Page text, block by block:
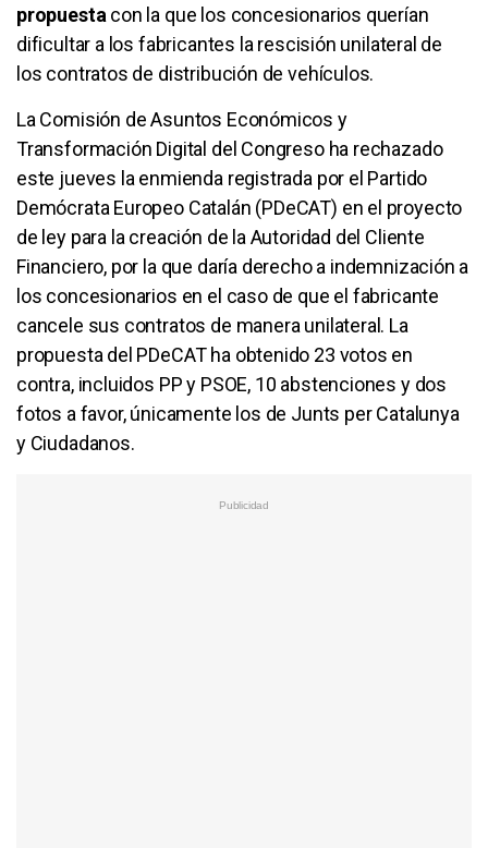
propuesta con la que los concesionarios querían
dificultar a los fabricantes la rescisión unilateral de
los contratos de distribución de vehículos.
La Comisión de Asuntos Económicos y
Transformación Digital del Congreso ha rechazado
este jueves la enmienda registrada por el Partido
Demócrata Europeo Catalán (PDeCAT) en el proyecto
de ley para la creación de la Autoridad del Cliente
Financiero, por la que daría derecho a indemnización a
los concesionarios en el caso de que el fabricante
cancele sus contratos de manera unilateral. La
propuesta del PDeCAT ha obtenido 23 votos en
contra, incluidos PP y PSOE, 10 abstenciones y dos
fotos a favor, únicamente los de Junts per Catalunya
y Ciudadanos.